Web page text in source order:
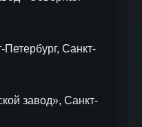
Санкт-
завод», Санкт-